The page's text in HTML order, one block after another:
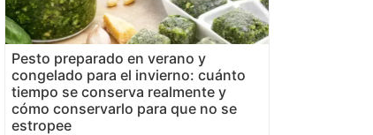
Pesto preparado en verano y
congelado para el invierno: cuánto
tiempo se conserva realmente y
cómo conservarlo para que no se
estropee